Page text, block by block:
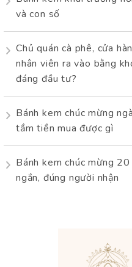
và con số
Chủ quán cà phê, cửa
nhân viên ra vào bằng
đáng đầu tư?
Bánh kem chúc mừng
tầm tiền mua được gì
Bánh kem chúc mừng
ngắn, đúng người nhận